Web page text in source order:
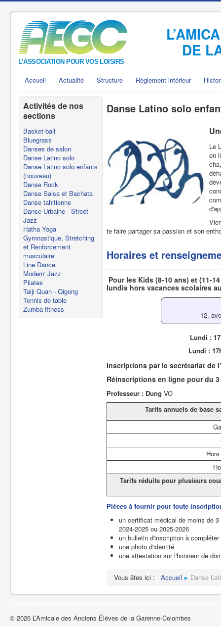
DE
Accueil Actualité Structure Règlement intérieur
Activités de nos
sections
Basket-ball
Bluegrass
Danses de salon
Danse Latino solo
Danse Latino solo enfants
(nouveau)
Danse Rock
Danse Salsa et Bachata
Danse tahitienne
Danse Urbaine - Street
Jazz
Hatha Yoga
Gymnastique, Stretching
et Renforcement
musculaire
Line Dance
Modern' Jazz
Pilates
Taiji Quan - Qigong
Tennis de table
Zumba fitness
Danse Latino solo
Le
en
te faire partager sa passion et son
Horaires et
Pour les Kids (8-10 ans) et (11-
lundis hors vacances scolaires
12,
Lundi :
Lundi :
Inscriptions par le secrétariat de
Réinscriptions en ligne pour du
Professeur : Dung VO
Tarifs annuels de base
Tarifs réduits pour plusieurs
Pièces à fournir pour toute
un certificat médical de moins de
2024-2025 ou 2025-2026
un bulletin d'inscription à compléter
une photo d'identité
une attestation sur l'honneur de
Vous êtes ici : Accueil Danse
© 2026 L’Amicale des Anciens Élèves de la Garenne-Colombes